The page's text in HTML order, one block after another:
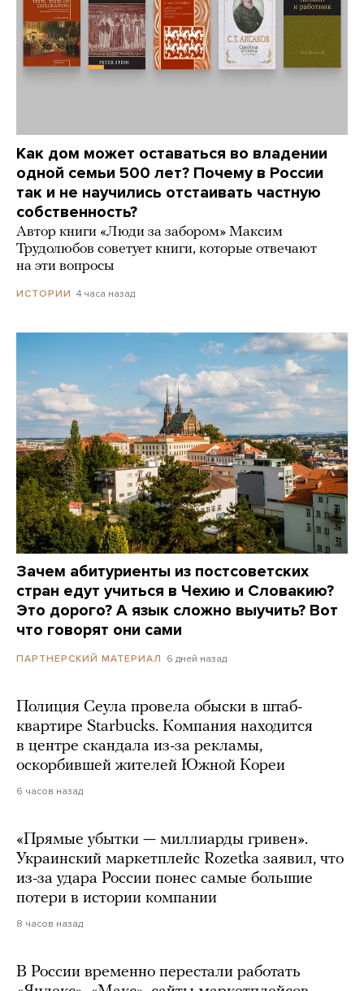
Как дом может оставаться во владении
одной семьи 500 лет? Почему в России
так и не научились отстаивать частную
собственность?
Автор книги «Люди за забором» Максим
Трудолюбов советует книги, которые отвечают
на эти вопросы
ИСТОРИИ 4 часа назад
Зачем абитуриенты из постсоветских
стран едут учиться в Чехию и Словакию?
Это дорого? А язык сложно выучить? Вот
что говорят они сами
ПАРТНЕРСКИЙ МАТЕРИАЛ 6 дней назад
Полиция Сеула провела обыски в штаб-
квартире Starbucks. Компания находится
в центре скандала из-за рекламы,
оскорбившей жителей Южной Кореи
6 часов назад
«Прямые убытки — миллиарды гривен».
Украинский маркетплейс Rozetka заявил, что
из-за удара России понес самые большие
потери в истории компании
8 часов назад
В России временно перестали работать